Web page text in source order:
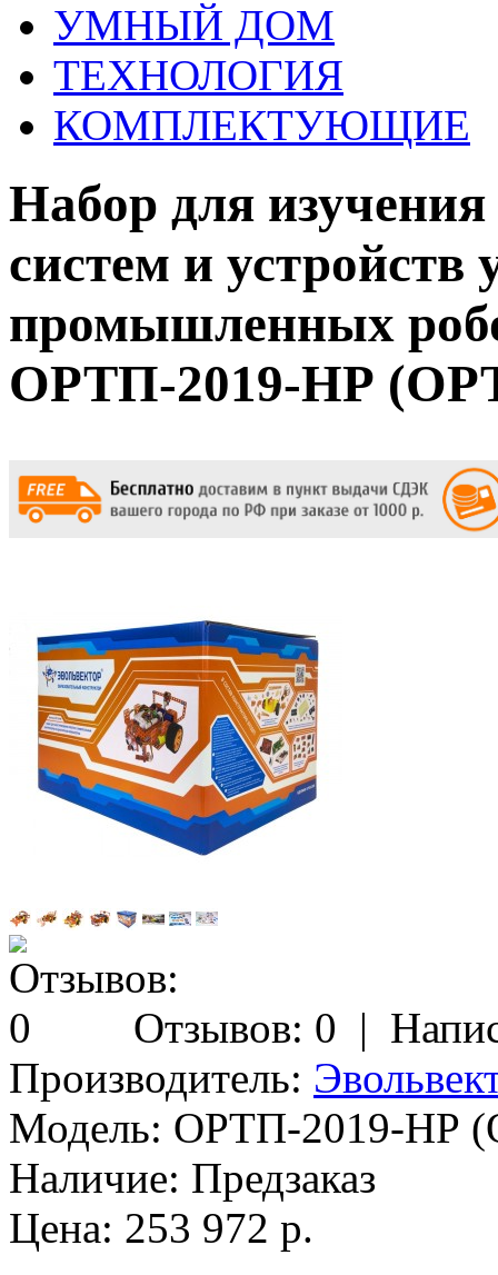
УМНЫЙ ДОМ
ТЕХНОЛОГИЯ
КОМПЛЕКТУЮЩИЕ
Набор для
систем и устройств
промышленных
ОРТП-2019-НР
Отзывов: 0 |
Производитель:
Модель: ОРТП-2019-НР
Наличие: Предзаказ
Цена: 253 972 р.